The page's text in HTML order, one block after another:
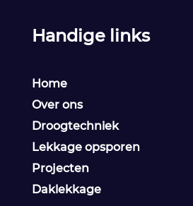
Handige links
Home
Over ons
Droogtechniek
Lekkage opsporen
Projecten
Daklekkage